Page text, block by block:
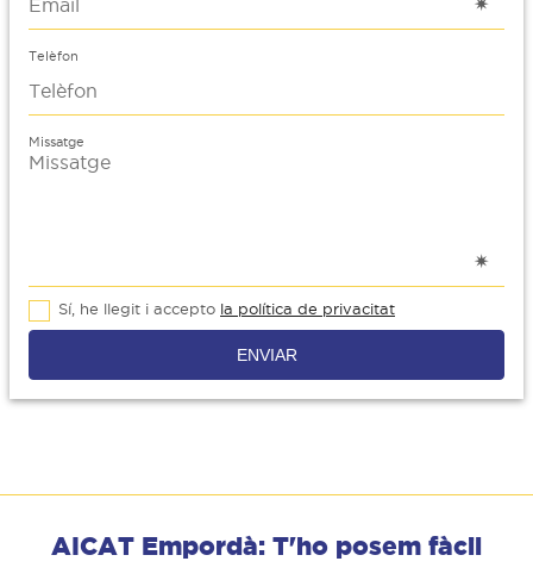
Telèfon
Missatge
Sí, he llegit i accepto la política de privacitat
ENVIAR
AICAT Empordà: T'ho posem fàcil